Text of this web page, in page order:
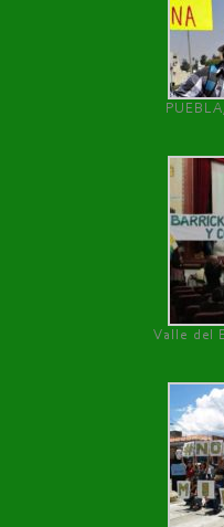
Valle del